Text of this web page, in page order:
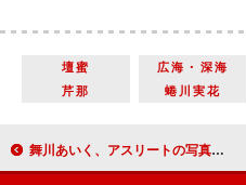
壇蜜 広海・深海
芹那
蜷川実花
舞川あいく、アスリートの写真展を開催 角野友基選手「にやけちゃいます」